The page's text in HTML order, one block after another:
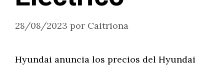
28/08/2023 por Caitriona
Hyundai anuncia los precios del Hyundai